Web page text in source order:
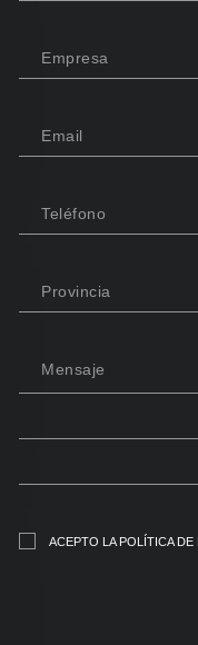
Empresa
Email
Teléfono
Provincia
Mensaje
ACEPTO LA POLÍTICA